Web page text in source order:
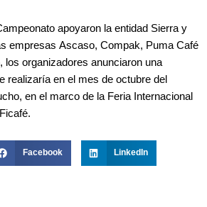
apoyaron la entidad Sierra y
empresas Ascaso, Compak, Puma Café
los organizadores anunciaron una
realizaría en el mes de octubre del
en el marco de la Feria Internacional
Facebook LinkedIn